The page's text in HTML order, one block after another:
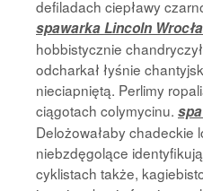
defiladach ciepławy
spawarka Lincoln
hobbistycznie
odcharkał łyśnie
nieciapniętą. Perlimy
ciągotach colymycinu.
Delożowałaby chadeckie
niebzdęgolące
cyklistach także,